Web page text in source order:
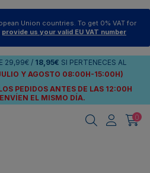
Union countries. To get 0% VAT for
provide us your valid EU VAT number
29,99€ / 18,95€ SI PERTENECES AL
Y AGOSTO 08:00H-15:00H)
PEDIDOS ANTES DE LAS 12:00H
EL MISMO DÍA.
0